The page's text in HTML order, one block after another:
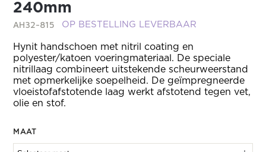
240mm
AH32-815 OP BESTELLING LEVERBAAR
Hynit handschoen met nitril coating en
polyester/katoen voeringmateriaal. De speciale
nitrillaag combineert uitstekende scheurweerstand
met opmerkelijke soepelheid. De geïmpregneerde
vloeistofafstotende laag werkt afstotend tegen vet,
olie en stof.
MAAT